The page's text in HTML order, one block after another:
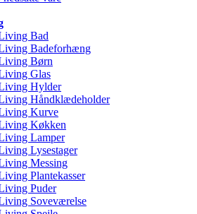
Bad
Badeforhæng
Børn
Glas
Hylder
Håndklædeholder
Kurve
Køkken
Lamper
Lysestager
Messing
Plantekasser
Puder
Soveværelse